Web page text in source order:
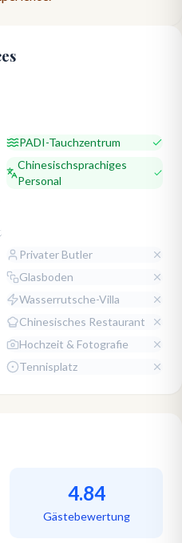
PADI-Tauchzentrum
Chinesischsprachiges
Personal
Privater Butler
Glasboden
Wasserrutsche-Villa
Chinesisches Restaurant
Hochzeit & Fotografie
Tennisplatz
4.84
Gästebewertung